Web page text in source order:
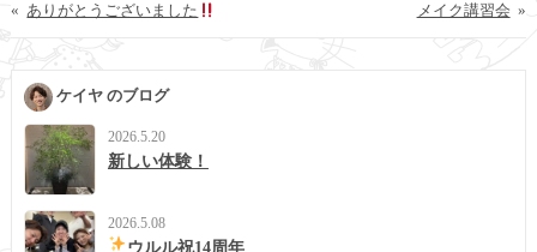
« ありがとうございました »
メイク講習会
ケイヤ のブログ
2026.5.20
新しい体験！
2026.5.08
ウルル祝14周年